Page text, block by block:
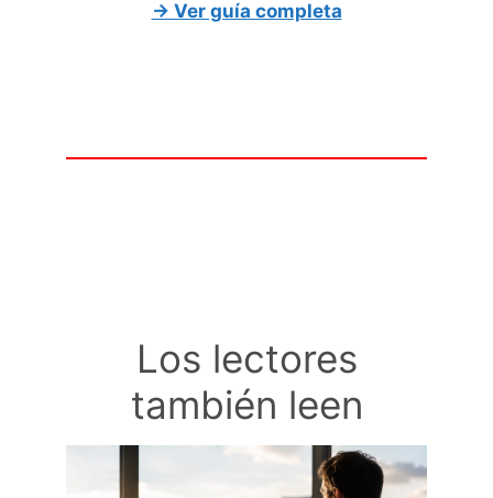
→ Ver guía completa
Los lectores
también leen